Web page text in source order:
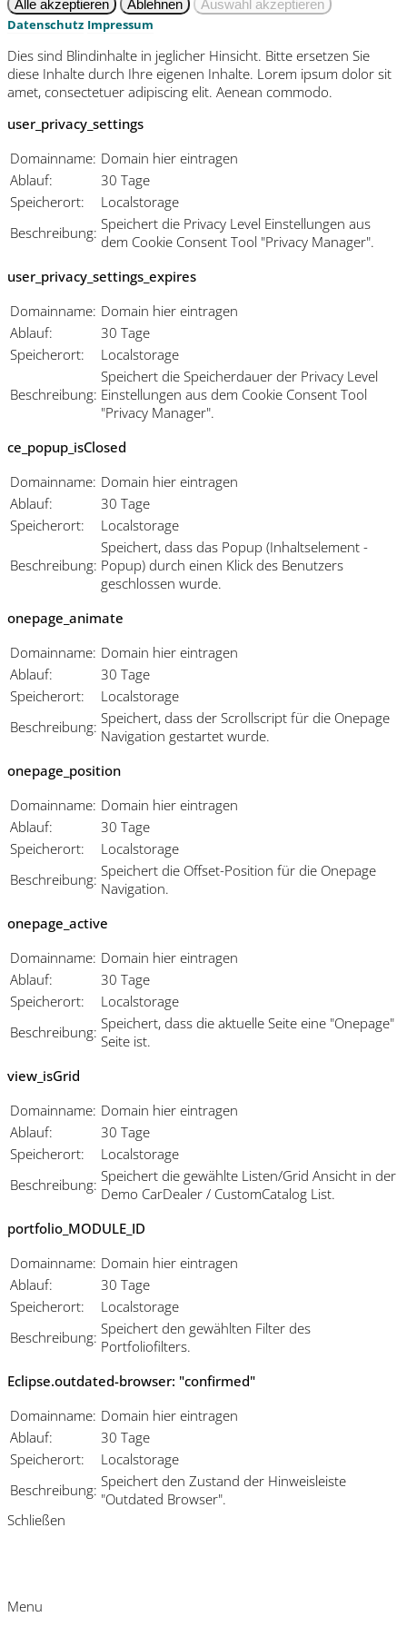
Datenschutz Impressum
Dies sind Blindinhalte in jeglicher Hinsicht. Bitte ersetzen Sie
diese Inhalte durch Ihre eigenen Inhalte. Lorem ipsum dolor sit
amet, consectetuer adipiscing elit. Aenean commodo.
user_privacy_settings
Domainname: Domain hier eintragen
Ablauf:
30 Tage
Speicherort:
Localstorage
Beschreibung: Speichert die Privacy Level Einstellungen aus
dem Cookie Consent Tool "Privacy Manager".
user_privacy_settings_expires
Domainname: Domain hier eintragen
Ablauf:
30 Tage
Speicherort:
Localstorage
Beschreibung:
Speichert die Speicherdauer der Privacy Level
Einstellungen aus dem Cookie Consent Tool
"Privacy Manager".
ce_popup_isClosed
Domainname: Domain hier eintragen
Ablauf:
30 Tage
Speicherort:
Localstorage
Beschreibung:
Speichert, dass das Popup (Inhaltselement -
Popup) durch einen Klick des Benutzers
geschlossen wurde.
onepage_animate
Domainname: Domain hier eintragen
Ablauf:
30 Tage
Speicherort:
Localstorage
Beschreibung: Speichert, dass der Scrollscript für die Onepage
Navigation gestartet wurde.
onepage_position
Domainname: Domain hier eintragen
Ablauf:
30 Tage
Speicherort:
Localstorage
Beschreibung: Speichert die Offset-Position für die Onepage
Navigation.
onepage_active
Domainname: Domain hier eintragen
Ablauf:
30 Tage
Speicherort:
Localstorage
Beschreibung: Speichert, dass die aktuelle Seite eine "Onepage"
Seite ist.
view_isGrid
Domainname: Domain hier eintragen
Ablauf:
30 Tage
Speicherort:
Localstorage
Beschreibung: Speichert die gewählte Listen/Grid Ansicht in der
Demo CarDealer / CustomCatalog List.
portfolio_MODULE_ID
Domainname: Domain hier eintragen
Ablauf:
30 Tage
Speicherort:
Localstorage
Beschreibung: Speichert den gewählten Filter des
Portfoliofilters.
Eclipse.outdated-browser: "confirmed"
Domainname: Domain hier eintragen
Ablauf:
30 Tage
Speicherort:
Localstorage
Beschreibung: Speichert den Zustand der Hinweisleiste
"Outdated Browser".
Schließen
Menu